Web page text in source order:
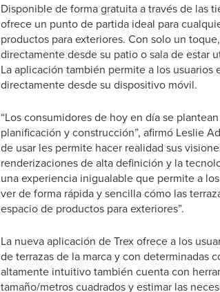
Disponible de forma gratuita a través de las
ofrece un punto de partida ideal para
productos para exteriores. Con solo un
directamente desde su patio o sala de estar
La aplicación también permite a los
directamente desde su dispositivo móvil.
“Los consumidores de hoy en día se
planificación y construcción”, afirmó Leslie
de usar les permite hacer realidad sus
renderizaciones de alta definición y la
una experiencia inigualable que permite a
ver de forma rápida y sencilla cómo las
espacio de productos para exteriores”.
La nueva aplicación de Trex ofrece a los
de terrazas de la marca y con determinadas
altamente intuitivo también cuenta con
tamaño/metros cuadrados y estimar las